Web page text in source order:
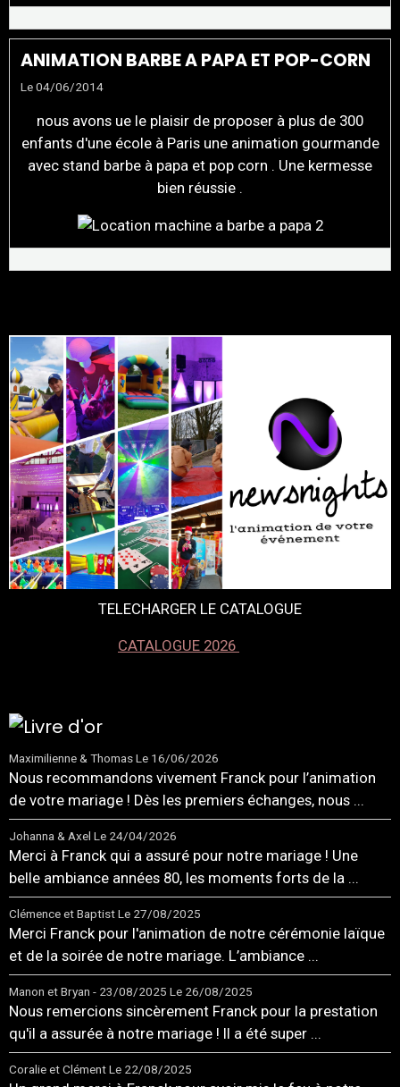
ANIMATION BARBE A PAPA ET POP-CORN
Le 04/06/2014
nous avons ue le plaisir de proposer à plus de 300
enfants d'une école à Paris une animation gourmande
avec stand barbe à papa et pop corn . Une kermesse
bien réussie .
TELECHARGER LE CATALOGUE
CATALOGUE 2026
Maximilienne & ThomasLe 16/06/2026
Nous recommandons vivement Franck pour l’animation
de votre mariage ! Dès les premiers échanges, nous ...
Johanna & Axel Le 24/04/2026
Merci à Franck qui a assuré pour notre mariage ! Une
belle ambiance années 80, les moments forts de la ...
Clémence et BaptistLe 27/08/2025
Merci Franck pour l'animation de notre cérémonie laïque
et de la soirée de notre mariage. L’ambiance ...
Manon et Bryan - 23/08/2025 Le 26/08/2025
Nous remercions sincèrement Franck pour la prestation
qu'il a assurée à notre mariage ! Il a été super ...
Coralie et ClémentLe 22/08/2025